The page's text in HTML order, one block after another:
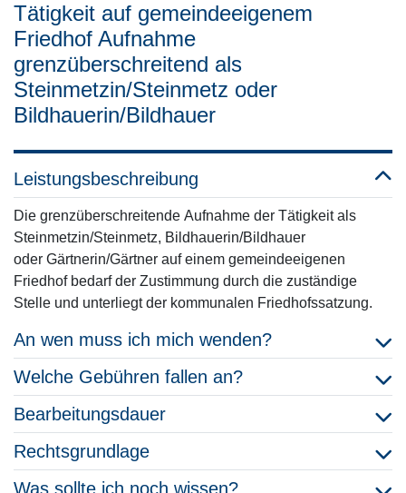
Tätigkeit auf gemeindeeigenem
Friedhof Aufnahme
grenzüberschreitend als
Steinmetzin/Steinmetz oder
Bildhauerin/Bildhauer
Leistungsbeschreibung
Die grenzüberschreitende Aufnahme der Tätigkeit als
Steinmetzin/Steinmetz, Bildhauerin/Bildhauer
oder Gärtnerin/Gärtner auf einem gemeindeeigenen
Friedhof bedarf der Zustimmung durch die zuständige
Stelle und unterliegt der kommunalen Friedhofssatzung.
An wen muss ich mich wenden?
Welche Gebühren fallen an?
Bearbeitungsdauer
Rechtsgrundlage
Was sollte ich noch wissen?